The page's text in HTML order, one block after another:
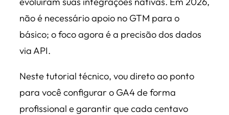
não é necessário apoio no GTM para o
básico; o foco agora é a precisão dos dados
via API.
Neste tutorial técnico, vou direto ao ponto
para você configurar o GA4 de forma
profissional e garantir que cada centavo